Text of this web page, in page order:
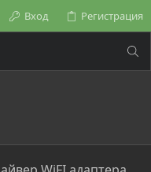
Вход Регистрация